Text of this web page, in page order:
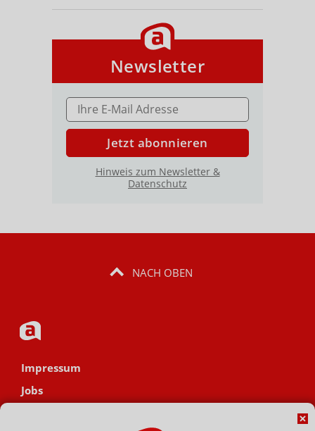
Newsletter
E-MAIL ADRESSE
Jetzt abonnieren
Hinweis zum Newsletter &
Datenschutz
NACH OBEN
Impressum
Jobs